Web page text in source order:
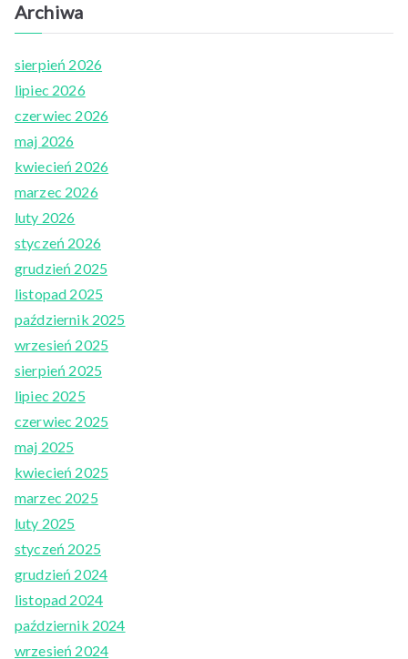
Archiwa
sierpień 2026
lipiec 2026
czerwiec 2026
maj 2026
kwiecień 2026
marzec 2026
luty 2026
styczeń 2026
grudzień 2025
listopad 2025
październik 2025
wrzesień 2025
sierpień 2025
lipiec 2025
czerwiec 2025
maj 2025
kwiecień 2025
marzec 2025
luty 2025
styczeń 2025
grudzień 2024
listopad 2024
październik 2024
wrzesień 2024